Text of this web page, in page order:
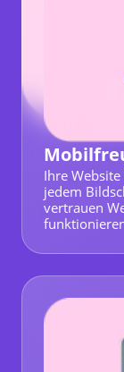
Ihre
jedem
vertrauen